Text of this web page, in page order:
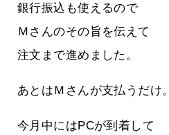
銀行振込も使えるので
Ｍさんのその旨を伝えて
注文まで進めました。
あとはＭさんが支払うだけ。
今月中にはPCが到着して